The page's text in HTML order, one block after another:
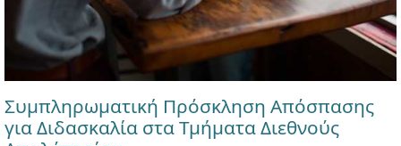
Συμπληρωματική Πρόσκληση Απόσπασης
για Διδασκαλία στα Τμήματα Διεθνούς